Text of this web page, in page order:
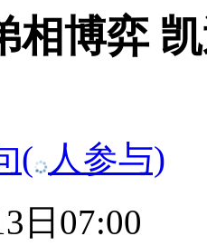
相博弈
( 人参与)
日07:00